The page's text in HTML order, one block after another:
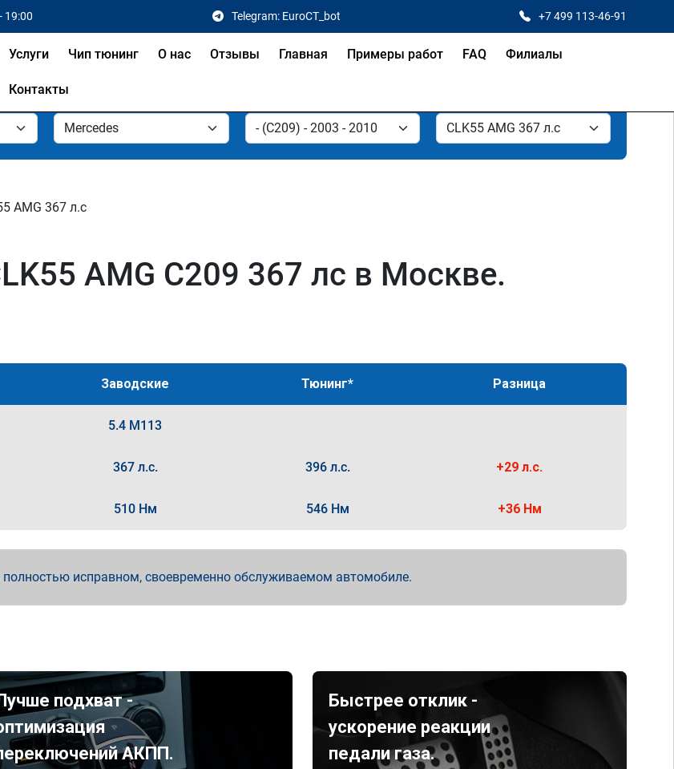
19:00 Telegram: EuroCT_bot +7 499 113-46-91
Услуги Чип тюнинг О нас Отзывы Главная Примеры работ FAQ Филиалы
Контакты
AMG 367 л.с
AMG C209 367 лс в Москве.
Заводские Тюнинг* Разница
5.4 M113
367 л.с. 396 л.с. +29 л.с.
510 Нм 546 Нм +36 Нм
исправном, своевременно обслуживаемом автомобиле.
подхват -
АКПП.
Быстрее отклик -
ускорение реакции
педали газа.